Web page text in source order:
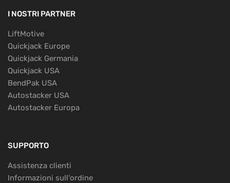
I NOSTRI PARTNER
LiftMotive
Quickjack Europe
Quickjack Germania
Quickjack USA
BendPak USA
Autostacker USA
Autostacker Europa
SUPPORTO
Assistenza clienti
Informazioni sull'ordine